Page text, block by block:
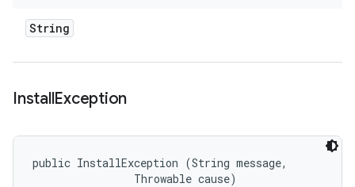
String
InstallException
public InstallException (String message,
                Throwable cause)